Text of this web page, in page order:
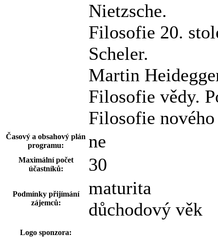
Nietzsche.
Filosofie 20.
Scheler.
Martin
Filosofie vědy.
Filosofie
Časový a obsahový plán
programu:
ne
Maximální počet
účastníků:
30
Podmínky přijímání
zájemců:
maturita
důchodový věk
Logo sponzora: